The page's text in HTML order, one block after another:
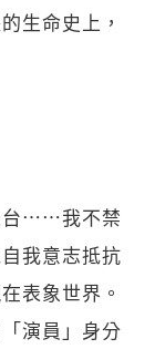
生命史上，
台⋯⋯我不禁
我意志抵抗
表象世界。
演員」身分